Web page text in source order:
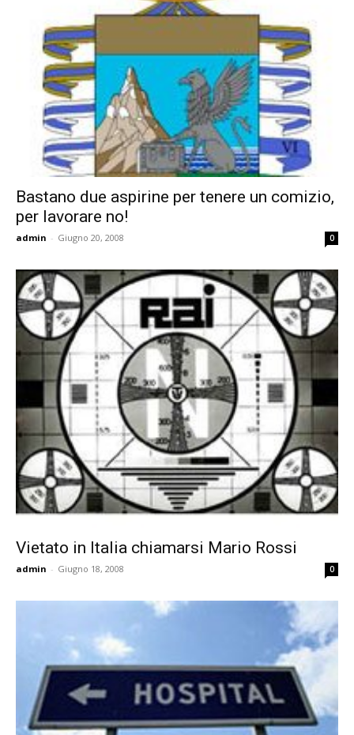
Bastano due aspirine per tenere un comizio,
per lavorare no!
admin - Giugno 20, 2008 0
Vietato in Italia chiamarsi Mario Rossi
admin - Giugno 18, 2008 0